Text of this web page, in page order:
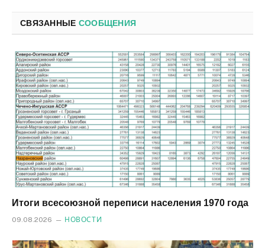
СВЯЗАННЫЕ СООБЩЕНИЯ
Итоги всесоюзной переписи населения 1970 года
09.08.2026 НОВОСТИ